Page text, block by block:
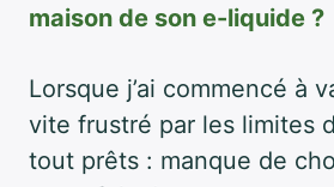
maison de son e-liquide ?
Lorsque j’ai commencé à
vite frustré par les limites
tout prêts : manque de